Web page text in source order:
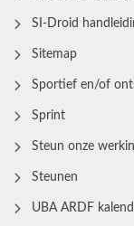
SI-Droid
Sitemap
Sportief en/of
Sprint
Steun onze
Steunen
UBA ARDF